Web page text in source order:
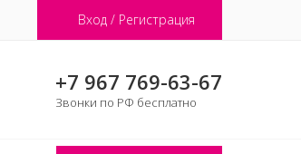
Вход / Регистрация
+7 967 769-63-67
Звонки по РФ бесплатно